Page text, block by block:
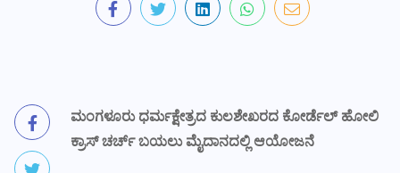
ಮಂಗಳೂರು ಧರ್ಮಕ್ಷೇತ್ರದ ಕುಲಶೇಖರದ ಕೋರ್ಡೆಲ್ ಹೋಲಿ
ಕ್ರಾಸ್ ಚರ್ಚ್ ಬಯಲು ಮೈದಾನದಲ್ಲಿ ಆಯೋಜನೆ